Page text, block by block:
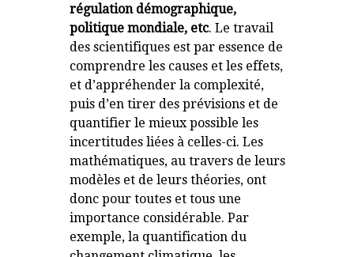
régulation démographique,
politique mondiale, etc. Le travail
des scientifiques est par essence de
comprendre les causes et les effets,
et d’appréhender la complexité,
puis d’en tirer des prévisions et de
quantifier le mieux possible les
incertitudes liées à celles-ci. Les
mathématiques, au travers de leurs
modèles et de leurs théories, ont
donc pour toutes et tous une
importance considérable. Par
exemple, la quantification du